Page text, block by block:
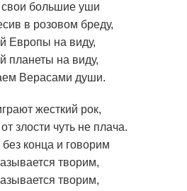
большие уши
в розовом бреду,
Европы на виду,
планеты на виду,
Верасами души.
жесткий рок,
злости чуть не плача.
конца и говорим
творим,
творим,